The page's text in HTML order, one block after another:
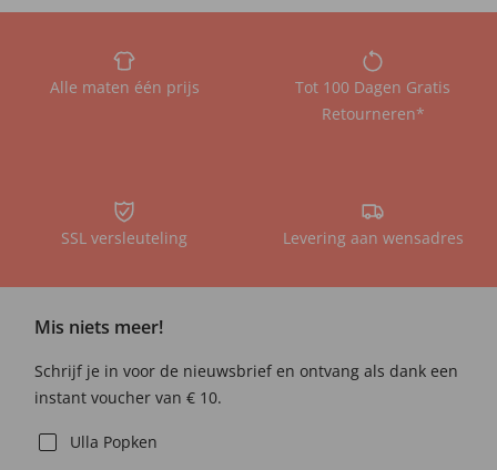
Alle maten één prijs
Tot 100 Dagen Gratis
Retourneren*
SSL versleuteling Levering aan wensadres
Mis niets meer!
Schrijf je in voor de nieuwsbrief en ontvang als dank een
instant voucher van € 10.
Ulla Popken